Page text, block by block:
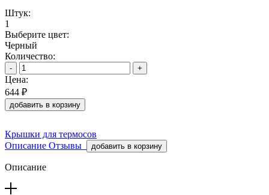
Штук:
1
Выберите цвет:
Черный
Количество:
- +
Цена:
644 ₽
добавить в корзину
Крышки для термосов
Описание Отзывы добавить в корзину
Описание